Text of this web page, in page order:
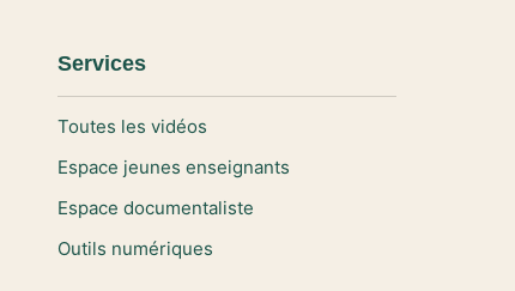
Services
Toutes les vidéos
Espace jeunes enseignants
Espace documentaliste
Outils numériques